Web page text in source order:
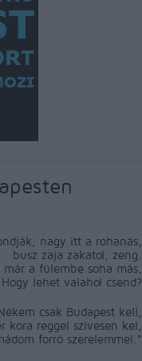
nagy itt a rohanás,
busz zaja zakatol, zeng.
a fülembe soha más,
Hogy lehet valahol csend?
csak Budapest kell,
kora reggel szívesen kel,
forró szerelemmel."